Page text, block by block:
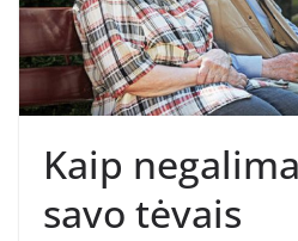
Kaip
savo tėvais